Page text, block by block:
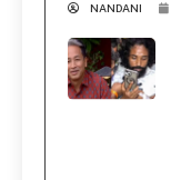
NANDANI